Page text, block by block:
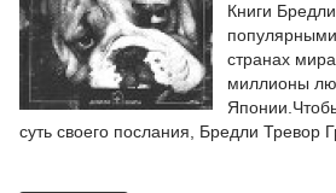
Книги
странах
миллионы
суть своего послания, Бредли Тревор